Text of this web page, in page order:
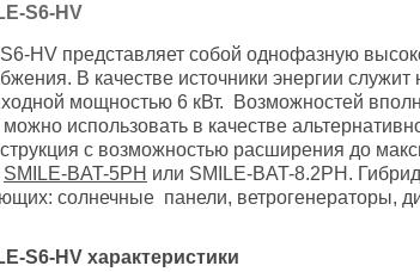
S6-HV
HV представляет собой однофазную
В качестве источники энергии
мощностью 6 кВт. Возможностей
использовать в качестве
с возможностью расширения до
SMILE-BAT-5PH или SMILE-BAT-8.2PH.
солнечные панели, ветрогенераторы,
S6-HV характеристики